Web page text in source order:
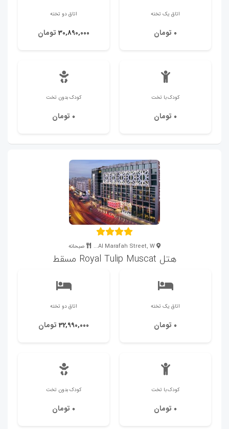
اتاق یک تخته
0 تومان
اتاق دو تخته
30,890,000 تومان
کودک با تخت
0 تومان
کودک بدون تخت
0 تومان
Al Marafah Street, W... صبحانه
هتل Royal Tulip Muscat مسقط
اتاق یک تخته
0 تومان
اتاق دو تخته
32,990,000 تومان
کودک با تخت
0 تومان
کودک بدون تخت
0 تومان